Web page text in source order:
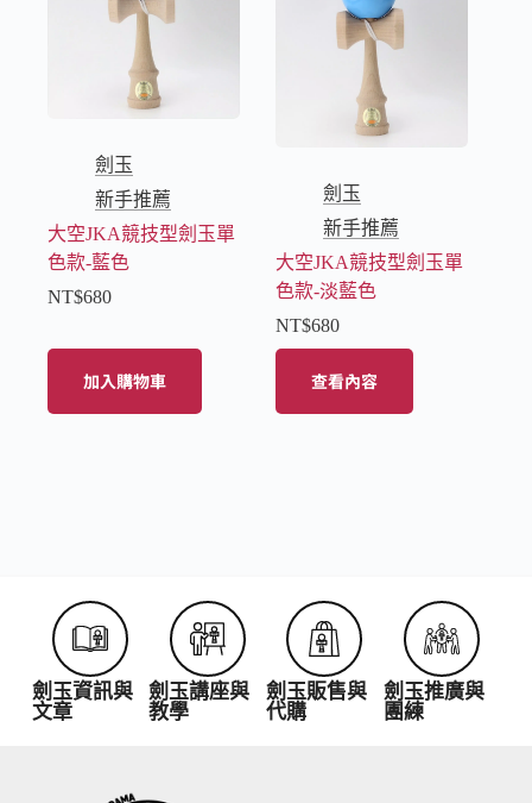
劍玉
新手推薦
大空JKA競技型劍玉單
色款-藍色
NT$680
加入購物車
劍玉
新手推薦
大空JKA競技型劍玉單
色款-淡藍色
NT$680
查看內容
劍玉資訊與
文章
劍玉講座與
教學
劍玉販售與
代購
劍玉推廣與
團練